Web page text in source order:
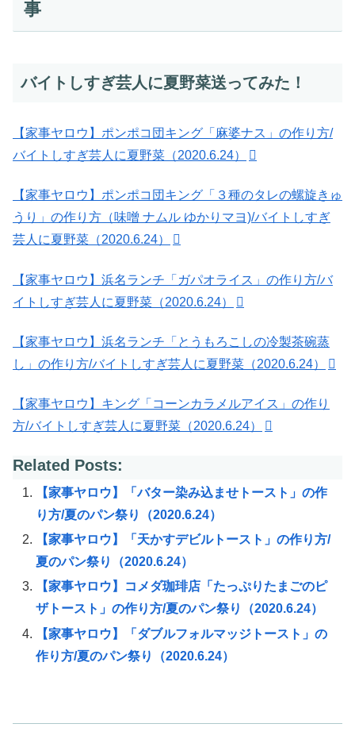
事
バイトしすぎ芸人に夏野菜送ってみた！
【家事ヤロウ】ポンポコ団キング「麻婆ナス」の作り方/
バイトしすぎ芸人に夏野菜（2020.6.24）
【家事ヤロウ】ポンポコ団キング「３種のタレの螺旋きゅ
うり」の作り方（味噌 ナムル ゆかりマヨ)/バイトしすぎ
芸人に夏野菜（2020.6.24）
【家事ヤロウ】浜名ランチ「ガパオライス」の作り方/バ
イトしすぎ芸人に夏野菜（2020.6.24）
【家事ヤロウ】浜名ランチ「とうもろこしの冷製茶碗蒸
し」の作り方/バイトしすぎ芸人に夏野菜（2020.6.24）
【家事ヤロウ】キング「コーンカラメルアイス」の作り
方/バイトしすぎ芸人に夏野菜（2020.6.24）
Related Posts:
【家事ヤロウ】「バター染み込ませトースト」の作
り方/夏のパン祭り（2020.6.24）
【家事ヤロウ】「天かすデビルトースト」の作り方/
夏のパン祭り（2020.6.24）
【家事ヤロウ】コメダ珈琲店「たっぷりたまごのピ
ザトースト」の作り方/夏のパン祭り（2020.6.24）
【家事ヤロウ】「ダブルフォルマッジトースト」の
作り方/夏のパン祭り（2020.6.24）